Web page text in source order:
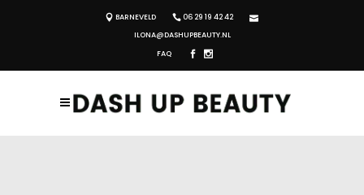
BARNEVELD
06 29 19 42 42
ILONA@DASHUPBEAUTY.NL
FAQ